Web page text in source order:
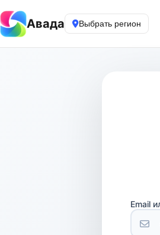
Авада Выбрать регион
Email